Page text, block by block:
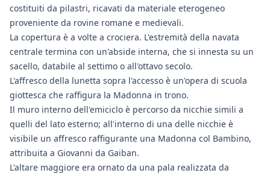
costituiti da pilastri, ricavati da materiale eterogeneo
proveniente da rovine romane e medievali.
La copertura è a volte a crociera. L'estremità della navata
centrale termina con un'abside interna, che si innesta su un
sacello, databile al settimo o all'ottavo secolo.
L'affresco della lunetta sopra l'accesso è un'opera di scuola
giottesca che raffigura la Madonna in trono.
Il muro interno dell'emiciclo è percorso da nicchie simili a
quelli del lato esterno; all'interno di una delle nicchie è
visibile un affresco raffigurante una Madonna col Bambino,
attribuita a Giovanni da Gaiban.
L'altare maggiore era ornato da una pala realizzata da